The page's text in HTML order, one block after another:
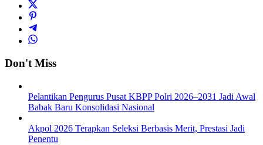
Don't Miss
Pelantikan Pengurus Pusat KBPP Polri 2026–2031 Jadi Awal
Babak Baru Konsolidasi Nasional
Akpol 2026 Terapkan Seleksi Berbasis Merit, Prestasi Jadi
Penentu